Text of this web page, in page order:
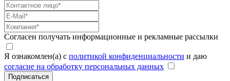
Согласен получать информационные и рекламные рассылки
Я ознакомлен(а) с политикой конфиденциальности и даю
согласие на обработку персональных данных
Подписаться